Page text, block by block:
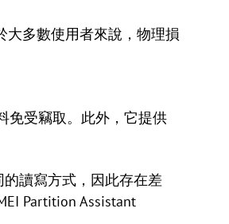
大多數使用者來說，物理損
免受竊取。此外，它提供
讀寫方式，因此存在差
Partition Assistant